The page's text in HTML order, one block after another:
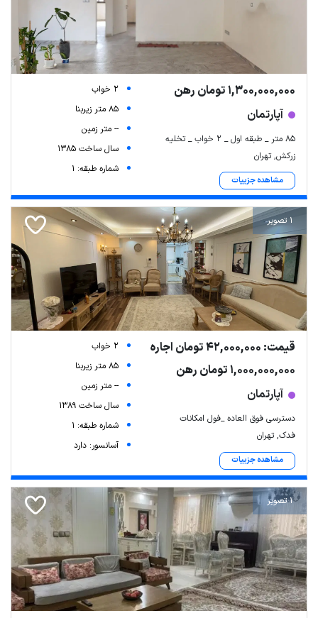
1,300,000,000 تومان رهن
آپارتمان
۸۵ متر _ طبقه اول _ ۲ خواب _ تخلیه
زرکش, تهران
مشاهده جزییات
2 خواب
85 متر زیربنا
-- متر زمین
سال ساخت 1385
شماره طبقه: 1
1 تصویر
قیمت: 42,000,000 تومان اجاره
1,000,000,000 تومان رهن
آپارتمان
دسترسی فوق العاده _فول امکانات
فدک, تهران
مشاهده جزییات
2 خواب
85 متر زیربنا
-- متر زمین
سال ساخت 1389
شماره طبقه: 1
آسانسور: دارد
1 تصویر